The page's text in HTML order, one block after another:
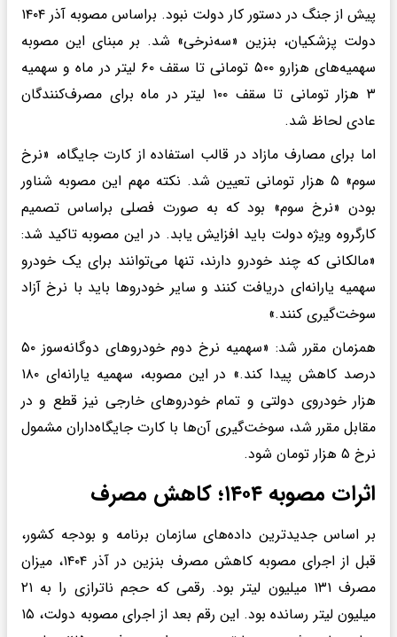
پیش از جنگ در دستور کار دولت نبود. براساس مصوبه آذر ۱۴۰۴
دولت پزشکیان، بنزین «سه‌نرخی» شد. بر مبنای این مصوبه
سهمیه‌های هزارو ۵۰۰ تومانی تا سقف ۶۰ لیتر در ماه و سهمیه
۳ هزار تومانی تا سقف ۱۰۰ لیتر در ماه برای مصرف‌کنندگان
عادی لحاظ شد.
اما برای مصارف مازاد در قالب استفاده از کارت جایگاه، «نرخ
سوم» ۵ هزار تومانی تعیین شد. نکته مهم این مصوبه شناور
بودن «نرخ سوم» بود که به صورت فصلی براساس تصمیم
کارگروه ویژه دولت باید افزایش یابد. در این مصوبه تاکید شد:
«مالکانی که چند خودرو دارند، تنها می‌توانند برای یک خودرو
سهمیه یارانه‌ای دریافت کنند و سایر خودروها باید با نرخ آزاد
سوخت‌گیری کنند.»
همزمان مقرر شد: «سهمیه نرخ دوم خودروهای دوگانه‌سوز ۵۰
درصد کاهش پیدا کند.» در این مصوبه، سهمیه یارانه‌ای ۱۸۰
هزار خودروی دولتی و تمام خودروهای خارجی نیز قطع و در
مقابل مقرر شد، سوخت‌گیری آن‌ها با کارت جایگاه‌داران مشمول
نرخ ۵ هزار تومان شود.
اثرات مصوبه ۱۴۰۴؛ کاهش مصرف
بر اساس جدیدترین داده‌های سازمان برنامه و بودجه کشور،
قبل از اجرای مصوبه کاهش مصرف بنزین در آذر ۱۴۰۴، میزان
مصرف ۱۳۱ میلیون لیتر بود. رقمی که حجم ناترازی را به ۲۱
میلیون لیتر رسانده بود. این رقم بعد از اجرای مصوبه دولت، ۱۵